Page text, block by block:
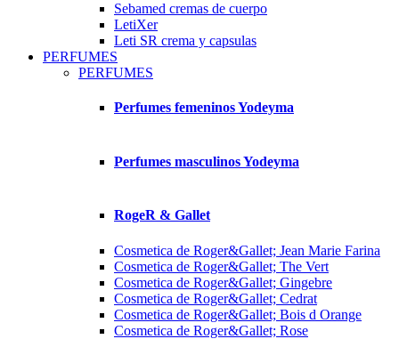
Sebamed cremas de cuerpo
LetiXer
Leti SR crema y capsulas
PERFUMES
PERFUMES
Perfumes femeninos Yodeyma
Perfumes masculinos Yodeyma
RogeR & Gallet
Cosmetica de Roger&Gallet; Jean Marie Farina
Cosmetica de Roger&Gallet; The Vert
Cosmetica de Roger&Gallet; Gingebre
Cosmetica de Roger&Gallet; Cedrat
Cosmetica de Roger&Gallet; Bois d Orange
Cosmetica de Roger&Gallet; Rose